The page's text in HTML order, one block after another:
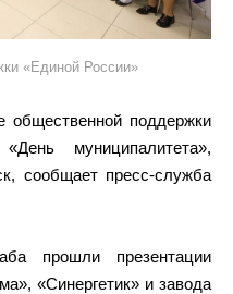
«Единой России»
поддержки
муниципалитета»,
сообщает пресс-служба
прошли презентации
«Синергетик» и завода